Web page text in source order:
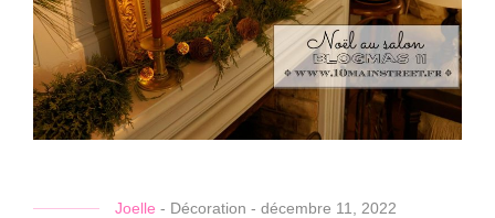
Joelle - Décoration - décembre 11, 2022